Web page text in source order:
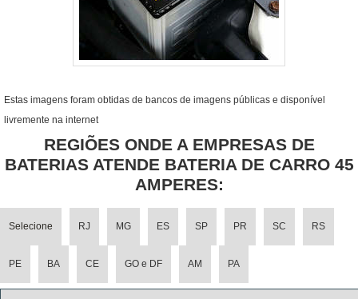
Estas imagens foram obtidas de bancos de imagens públicas e disponível
livremente na internet
REGIÕES ONDE A EMPRESAS DE
BATERIAS ATENDE BATERIA DE CARRO 45
AMPERES:
Selecione RJ MG ES SP PR SC RS
PE BA CE GO e DF AM PA